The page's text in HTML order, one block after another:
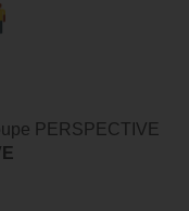
PERSPECTIVE